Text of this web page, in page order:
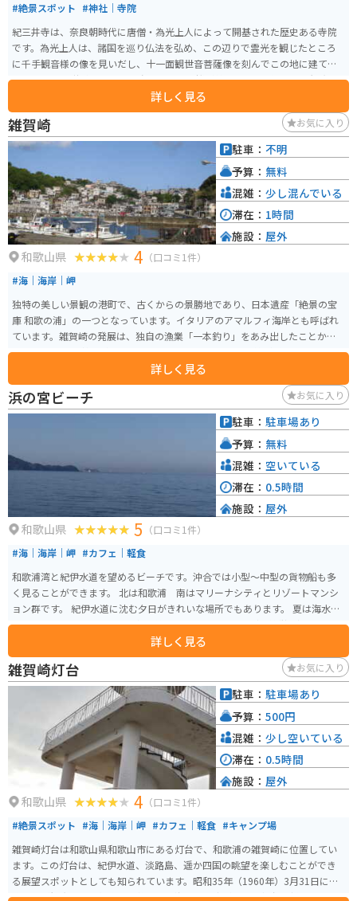
#絶景スポット #神社｜寺院
紀三井寺は、奈良朝時代に唐僧・為光上人によって開基された歴史ある寺院
です。為光上人は、諸国を巡り仏法を弘め、この辺りで霊光を観じたところ
に千手観音様の像を見いだし、十一面観世音菩薩像を刻んでこの地に建てら
れたという伝説があります。 春には早咲き桜が美しいことで知られ、観光地
としても有名です。また、境内からは和歌の浦や淡路島などを見渡せ、古来
の文人墨客にも憧れられ、多くの詩歌や俳諧、絵画にも描かれています。
詳しく見る
雑賀崎 お気に入り
和歌山県 4 （口コミ1件）
#海｜海岸｜岬
独特の美しい景観の港町で、古くからの景勝地であり、日本遺産「絶景の宝
庫 和歌の浦」の一つとなっています。イタリアのアマルフィ海岸とも呼ばれ
ています。雑賀崎の発展は、独自の漁業「一本釣り」をあみ出したことから
始まりました。 雑賀崎の町並みは、ノスタルジックな風情が感じられます。
斜面に密集する家々の独特な景観は、船の様子を家から見守るためという説
もあります。複雑な路地や階段、洗い場や井戸などを見ていると、懐かしい
漁村の生活文化を感じることができます。 この付近は急カーブや急登、狭路
などがありますので、ツーリングはなるべく速度を落として安全運転を心が
詳しく見る
駐車： 不明
予算： 無料
混雑： 少し混んでいる
滞在： 1時間
施設： 屋外
浜の宮ビーチ お気に入り
和歌山県 5 （口コミ1件）
#海｜海岸｜岬 #カフェ｜軽食
和歌浦湾と紀伊水道を望めるビーチです。沖合では小型～中型の貨物船も多
く見ることができます。 北は和歌浦 南はマリーナシティとリゾートマンシ
ョン群です。 紀伊水道に沈む夕日がきれいな場所でもあります。 夏は海水浴
とサーフィンで賑わいます。軽食等のお店もあります。（季節営業）
詳しく見る
駐車： 駐車場あり
予算： 無料
混雑： 空いている
滞在： 0.5時間
施設： 屋外
雑賀崎灯台 お気に入り
和歌山県 4 （口コミ1件）
#絶景スポット #海｜海岸｜岬 #カフェ｜軽食 #キャンプ場
雑賀崎灯台は和歌山県和歌山市にある灯台で、和歌浦の雑賀崎に位置してい
ます。この灯台は、紀伊水道、淡路島、遥か四国の眺望を楽しむことができ
る展望スポットとしても知られています。昭和35年（1960年）3月31日に和
歌山市が観光用の展望施設を整備し、海上保安庁が上部に灯台を新設しまし
駐車： 駐車場あり
予算： 500円
混雑： 少し空いている
滞在： 0.5時間
施設： 屋外